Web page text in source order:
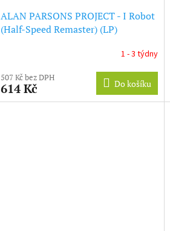
ALAN PARSONS PROJECT - I Robot
(Half-Speed Remaster) (LP)
1 - 3 týdny
507 Kč bez DPH
614 Kč Do košíku